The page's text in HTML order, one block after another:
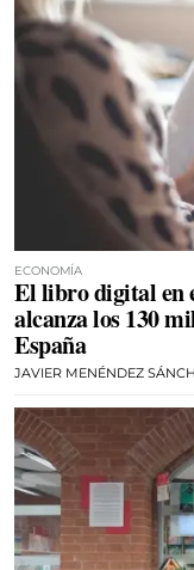
ECONOMÍA
El libro digital en
alcanza los 130
España
JAVIER MENÉNDEZ